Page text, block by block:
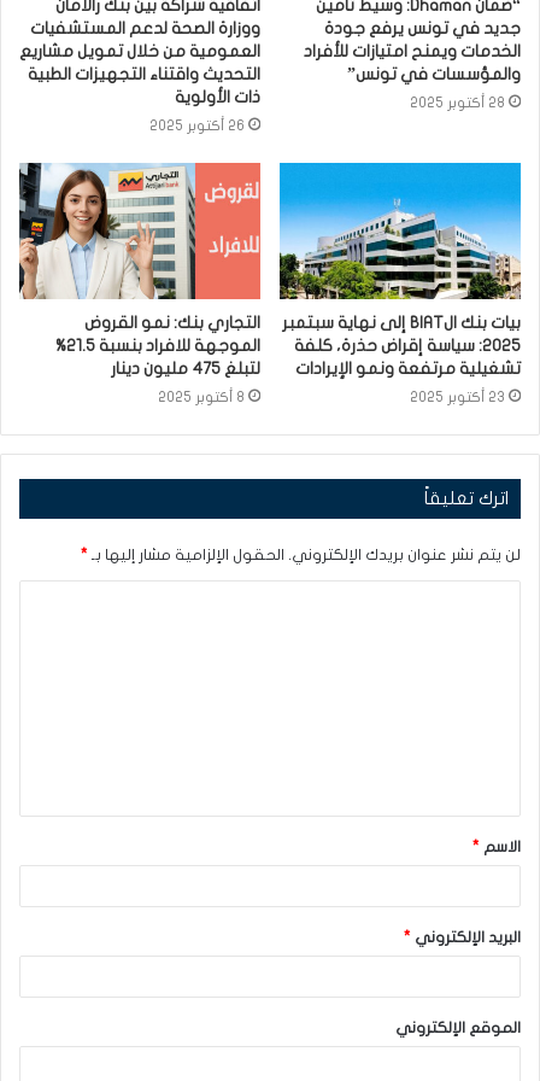
“ضمان Dhaman: وسيط تأمين
جديد في تونس يرفع جودة
الخدمات ويمنح امتيازات للأفراد
والمؤسسات في تونس”
28 أكتوبر 2025
اتفاقية شراكة بين بنك رالامان
ووزارة الصحة لدعم المستشفيات
العمومية من خلال تمويل مشاريع
التحديث واقتناء التجهيزات الطبية
ذات الأولوية
26 أكتوبر 2025
بيات بنك الBIAT إلى نهاية سبتمبر
2025: سياسة إقراض حذرة، كلفة
تشغيلية مرتفعة ونمو الإيرادات
23 أكتوبر 2025
التجاري بنك: نمو القروض
الموجهة للافراد بنسبة 21.5%
لتبلغ 475 مليون دينار
8 أكتوبر 2025
اترك تعليقاً
لن يتم نشر عنوان بريدك الإلكتروني. الحقول الإلزامية مشار إليها بـ *
ق
*الاسم *
البريد الإلكتروني *
الموقع الإلكتروني